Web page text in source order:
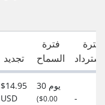
تجديد
فترة
السماح
فترة
$14.95
USD
30 يوم
($0.00
-